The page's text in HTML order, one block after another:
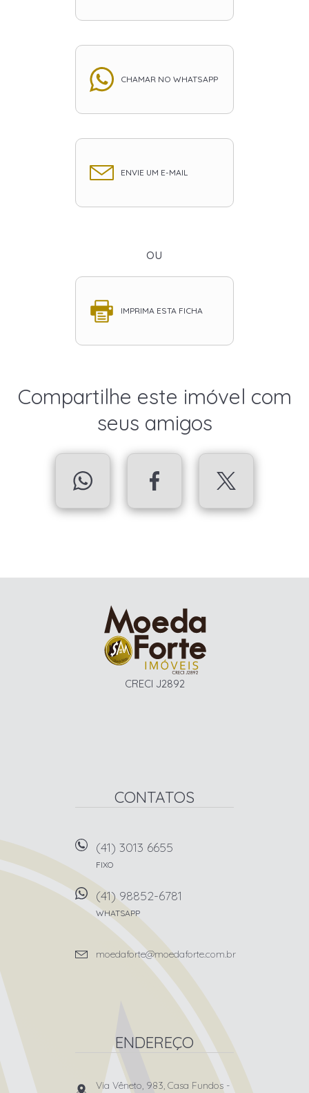
CHAMAR NO WHATSAPP
ENVIE UM E-MAIL
ou
IMPRIMA ESTA FICHA
Compartilhe este imóvel com
seus amigos
CRECI J2892
CONTATOS
(41) 3013 6655
FIXO
(41) 98852-6781
WHATSAPP
moedaforte@moedaforte.com.br
ENDEREÇO
Via Vêneto, 983, Casa Fundos -